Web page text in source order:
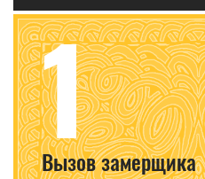
1
Вызов замерщика